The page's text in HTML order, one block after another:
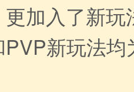
加入了新玩
新玩法